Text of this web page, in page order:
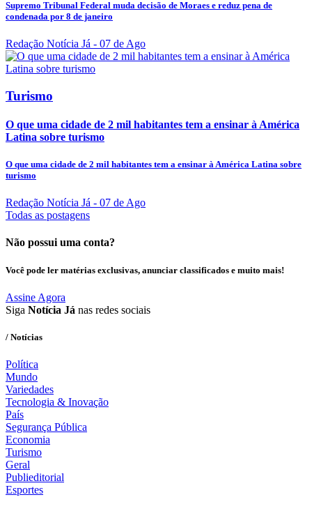
Supremo Tribunal Federal muda decisão de Moraes e reduz pena de
condenada por 8 de janeiro
Redação Notícia Já - 07 de Ago
Turismo
O que uma cidade de 2 mil habitantes tem a ensinar à América
Latina sobre turismo
O que uma cidade de 2 mil habitantes tem a ensinar à América Latina sobre
turismo
Redação Notícia Já - 07 de Ago
Todas as postagens
Não possui uma conta?
Você pode ler matérias exclusivas, anunciar classificados e muito mais!
Assine Agora
Siga Notícia Já nas redes sociais
/ Notícias
Política
Mundo
Variedades
Tecnologia & Inovação
País
Segurança Pública
Economia
Turismo
Geral
Publieditorial
Esportes